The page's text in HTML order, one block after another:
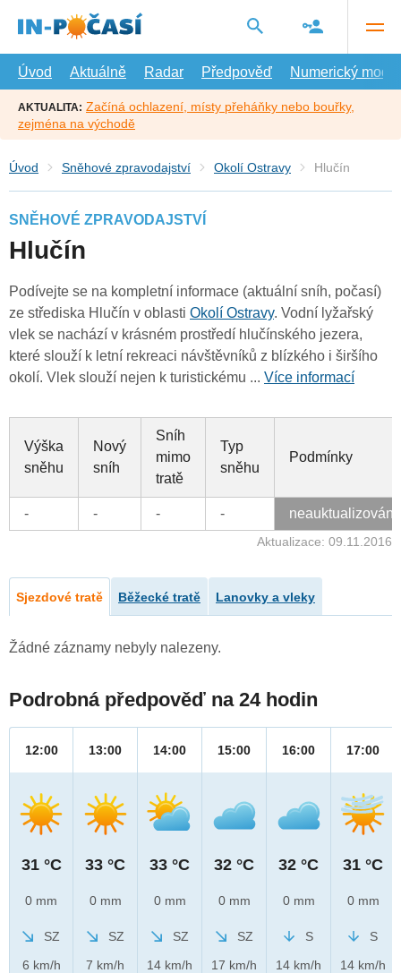
hlavní
Úvod
Aktuálně Radar Předpověď Numerický model
AKTUALITA: Začíná ochlazení, místy přeháňky nebo bouřky,
zejména na východě
Úvod Sněhové zpravodajství Okolí Ostravy Hlučín
SNĚHOVÉ ZPRAVODAJSTVÍ
Hlučín
Podívejte se na kompletní informace (aktuální sníh, počasí)
ze střediska Hlučín v oblasti Okolí Ostravy. Vodní lyžařský
vlek se nachází v krásném prostředí hlučínského jezera,
které slouží k letní rekreaci návštěvníků z blízkého i širšího
okolí. Vlek slouží nejen k turistickému ... Více informací
Výška
sněhu
Nový
sníh
Sníh
mimo
tratě
Typ
sněhu
Podmínky
- - - - neauktualizováno
Aktualizace: 09.11.2016
Sjezdové tratě Běžecké tratě Lanovky a vleky
Žádné záznamy nebyly nalezeny.
Podrobná předpověď na 24 hodin
12:00
31 °C
0 mm
SZ
6 km/h
13:00
33 °C
0 mm
SZ
7 km/h
14:00
33 °C
0 mm
SZ
14 km/h
15:00
32 °C
0 mm
SZ
17 km/h
16:00
32 °C
0 mm
S
14 km/h
17:00
31 °C
0 mm
S
14 km/h